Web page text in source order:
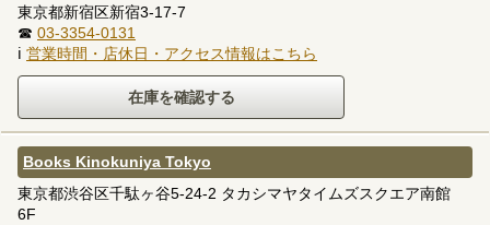
東京都新宿区新宿3-17-7
☎ 03-3354-0131
ℹ 営業時間・店休日・アクセス情報はこちら
Books Kinokuniya Tokyo
東京都渋谷区千駄ヶ谷5-24-2 タカシマヤタイムズスクエア南館
6F